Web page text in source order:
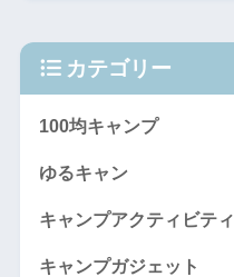
カテゴリー
100均キャンプ
ゆるキャン
キャンプアクティビティ
キャンプガジェット